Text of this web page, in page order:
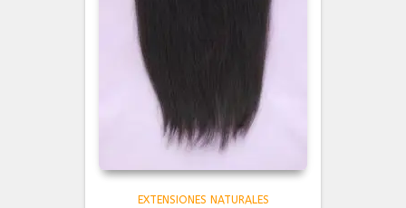
EXTENSIONES NATURALES